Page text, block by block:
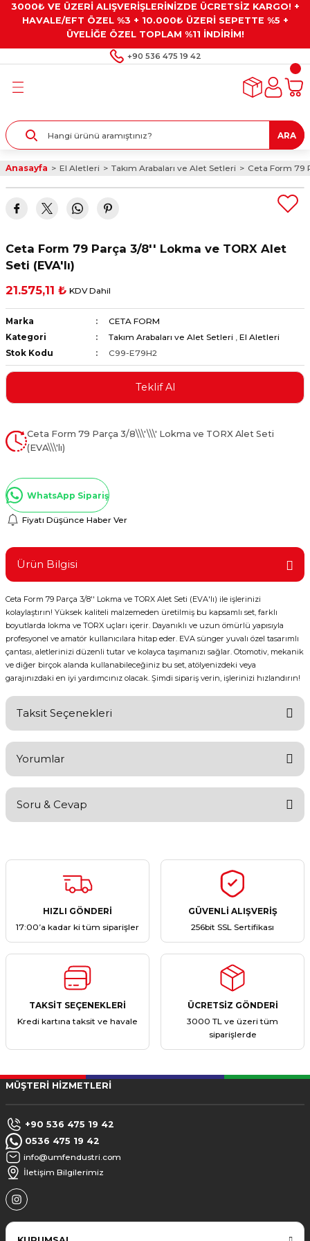
3000₺ VE ÜZERİ ALIŞVERİŞLERİNİZDE ÜCRETSİZ KARGO! +
HAVALE/EFT ÖZEL %3 + 10.000₺ ÜZERİ SEPETTE %5 +
ÜYELİĞE ÖZEL TOPLAM %11 İNDİRİM!
+90 536 475 19 42
Geri Dön
Geri Dön
Geri Dön
Gresler
Geri Dön
Alet Setleri
ve Multimetreler
ve Penseler
Geri Dön
Taşları ve
ARA
Anasayfa El Aletleri Takım Arabaları ve Alet Setleri Ceta Form 79
Ceta Form 79 Parça 3/8'' Lokma ve TORX Alet
Seti (EVA'lı)
21.575,11 ₺ KDV Dahil
Marka
CETA FORM
Kategori
Takım Arabaları ve Alet Setleri , El Aletleri
Stok Kodu
C99-E79H2
Teklif Al
Ceta Form 79 Parça 3/8\\\'\\\' Lokma ve TORX Alet Seti
(EVA\\\'lı)
WhatsApp Sipariş
Fiyatı Düşünce Haber Ver
Ürün Bilgisi
Ceta Form 79 Parça 3/8'' Lokma ve TORX Alet Seti (EVA'lı) ile işlerinizi
kolaylaştırın! Yüksek kaliteli malzemeden üretilmiş bu kapsamlı set, farklı
boyutlarda lokma ve TORX uçları içerir. Dayanıklı ve uzun ömürlü yapısıyla
profesyonel ve amatör kullanıcılara hitap eder. EVA sünger yuvalı özel tasarımlı
çantası, aletlerinizi düzenli tutar ve kolayca taşımanızı sağlar. Otomotiv, mekanik
ve diğer birçok alanda kullanabileceğiniz bu set, atölyenizdeki veya
garajınızdaki en iyi yardımcınız olacak. Şimdi sipariş verin, işlerinizi hızlandırın!
Taksit Seçenekleri
Yorumlar
Yorum Yaz
Soru & Cevap
Ürün hakkında henüz soru sorulmamış.
HIZLI GÖNDERİ
17:00’a kadar ki tüm siparişler
GÜVENLİ ALIŞVERİŞ
256bit SSL Sertifikası
TAKSİT SEÇENEKLERİ
Kredi kartına taksit ve havale
ÜCRETSİZ GÖNDERİ
3000 TL ve üzeri tüm
siparişlerde
MÜŞTERİ HİZMETLERİ
+90 536 475 19 42
0536 475 19 42
info@umfendustri.com
İletişim Bilgilerimiz